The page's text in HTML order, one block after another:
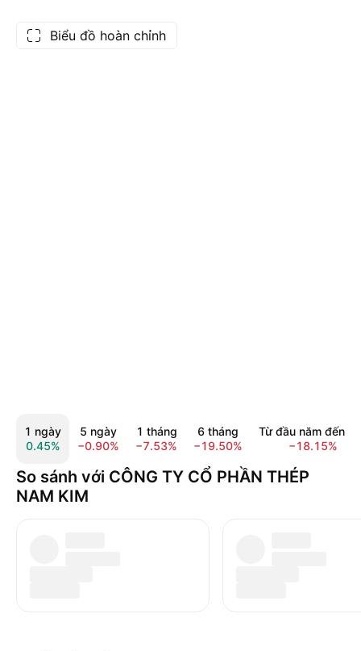
Biểu đồ hoàn chỉnh
1 ngày
0.45%
5 ngày
−0.90%
1 tháng
−7.53%
6 tháng
−19.50%
Từ đầu năm đến
−18.15%
So sánh với CÔNG TY CỔ PHẦN THÉP
NAM KIM